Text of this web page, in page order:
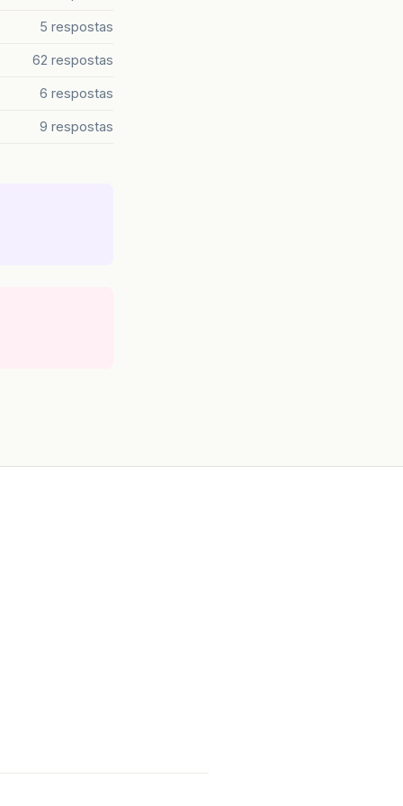
5 respostas
62 respostas
6 respostas
9 respostas